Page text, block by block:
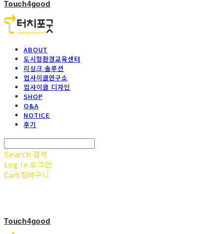
Touch4good
ABOUT
도시형환경교육센터
리싱크 솔루션
업사이클연구소
업사이클 디자인
SHOP
Q&A
NOTICE
후기
Search 검색
Log In 로그인
Cart장바구니
Touch4good